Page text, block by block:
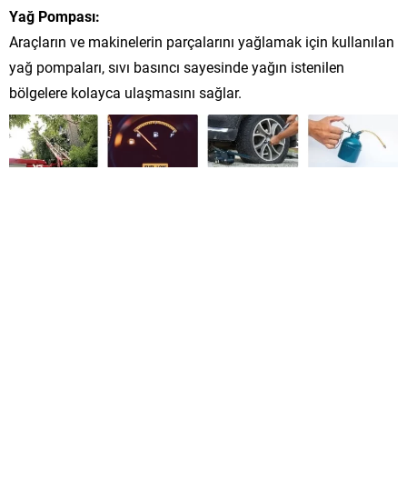
Yağ Pompası:
Araçların ve makinelerin parçalarını yağlamak için kullanılan
yağ pompaları, sıvı basıncı sayesinde yağın istenilen
bölgelere kolayca ulaşmasını sağlar.